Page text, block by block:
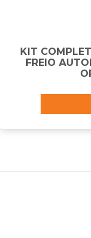
KIT
FREIO